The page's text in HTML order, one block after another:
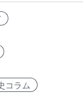
コラム